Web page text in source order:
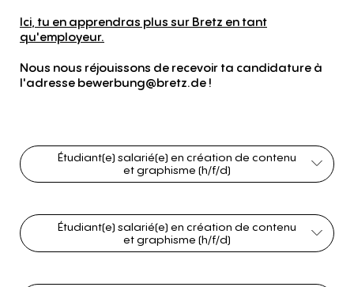
Ici, tu en apprendras plus sur Bretz en tant
qu'employeur.
Nous nous réjouissons de recevoir ta candidature à
l'adresse bewerbung@bretz.de !
Étudiant(e) salarié(e) en création de contenu
et graphisme (h/f/d)
Étudiant(e) salarié(e) en création de contenu
et graphisme (h/f/d)